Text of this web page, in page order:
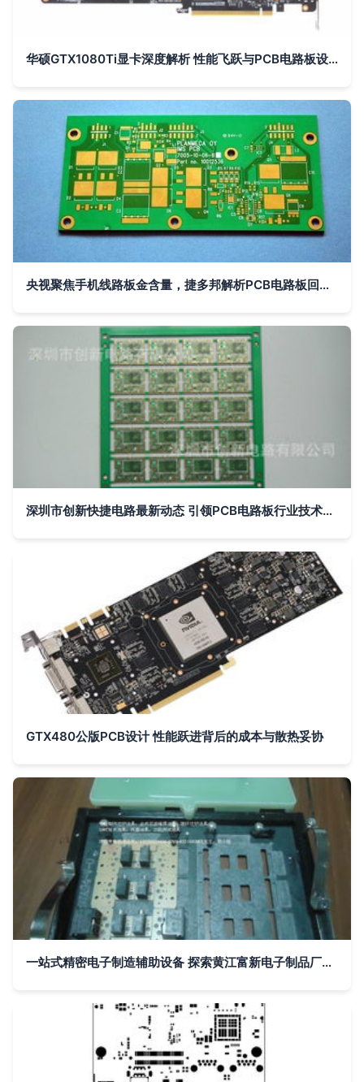
华硕GTX1080Ti显卡深度解析 性能飞跃与PCB电路板设计亮点
央视聚焦手机线路板金含量，捷多邦解析PCB电路板回收与环保价值
深圳市创新快捷电路最新动态 引领PCB电路板行业技术创新与高效服务
GTX480公版PCB设计 性能跃进背后的成本与散热妥协
一站式精密电子制造辅助设备 探索黄江富新电子制品厂的PCB解决方案